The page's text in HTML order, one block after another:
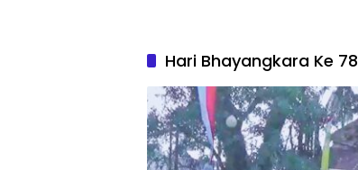
Hari Bhayangkara Ke 78